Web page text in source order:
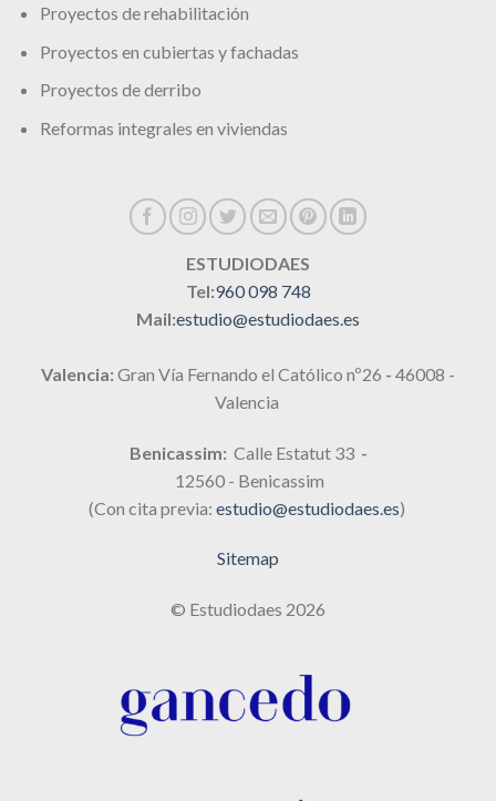
Proyectos de rehabilitación
Proyectos en cubiertas y fachadas
Proyectos de derribo
Reformas integrales en viviendas
ESTUDIODAES
Tel:960 098 748
Mail:estudio@estudiodaes.es
Valencia: Gran Vía Fernando el Católico nº26 - 46008 -
Valencia
Benicassim: Calle Estatut 33 -
12560 - Benicassim
(Con cita previa: estudio@estudiodaes.es)
Sitemap
© Estudiodaes 2026